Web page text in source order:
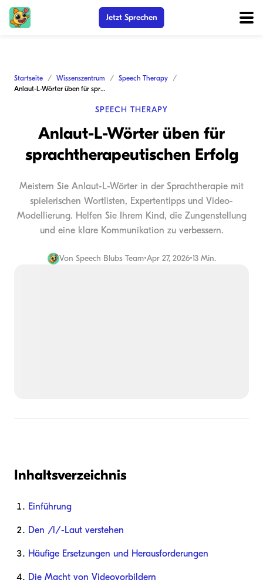
Jetzt Sprechen
Startseite Wissenszentrum
Speech Therapy
Anlaut-L-Wörter üben für sprachtherapeutischen Erfolg
SPEECH THERAPY
Anlaut-L-Wörter üben für
sprachtherapeutischen Erfolg
Meistern Sie Anlaut-L-Wörter in der Sprachtherapie mit
spielerischen Wortlisten, Expertentipps und Video-
Modellierung. Helfen Sie Ihrem Kind, die Zungenstellung
und eine klare Kommunikation zu verbessern.
Von Speech Blubs Team•Apr 27, 2026•13 Min.
Inhaltsverzeichnis
Einführung
Den /l/-Laut verstehen
Häufige Ersetzungen und Herausforderungen
Die Macht von Videovorbildern